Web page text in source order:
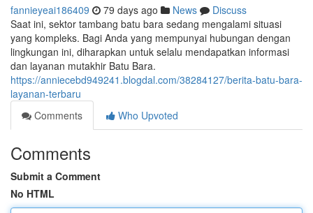
fannieyeai186409 79 days ago News
Discuss
Saat ini, sektor tambang batu bara sedang mengalami situasi
yang kompleks. Bagi Anda yang mempunyai hubungan dengan
lingkungan ini, diharapkan untuk selalu mendapatkan informasi
dan layanan mutakhir Batu Bara.
https://anniecebd949241.blogdal.com/38284127/berita-batu-bara-
layanan-terbaru
Comments
Who Upvoted
Comments
Submit a Comment
No HTML